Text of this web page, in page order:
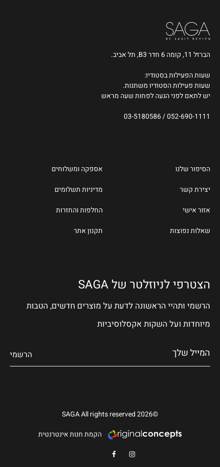
הברזל 11, קומה 6 חדר B3, תל אביב.
שעות הפעילות בסטודיו:
שעות פעילות הסטודיו משתנות.
יש לתאם לפני הגעה לפחות שעה מראש
052-690-1111
/
03-5180586
הסיפור שלנו
יצירת קשר
אזור אישי
שאלות נפוצות
אספקה ומשלוחים
מדיניות תשלומים
החלפות והחזרות
תקנון אתר
הצטרפי לניוזלטר של SAGA
הרשמי ותהיי הראשונה לדעת על מוצרים חדשים, הטבות
מיוחדות ועל השקות אקסלוסיביות
Instagram
Facebook
©2026 SAGA All rights reserved
הקמת חנות אינטרנטית